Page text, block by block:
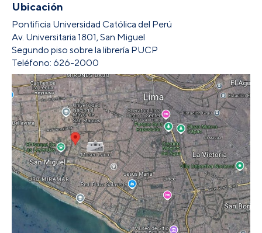
Ubicación
Pontificia Universidad Católica del Perú
Av. Universitaria 1801, San Miguel
Segundo piso sobre la librería PUCP
Teléfono: 626-2000